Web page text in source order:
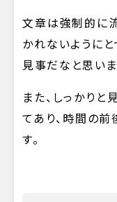
文章は強制的に
かれないように
見事だなと思いま
また、しっかり
てあり、時間の
す。